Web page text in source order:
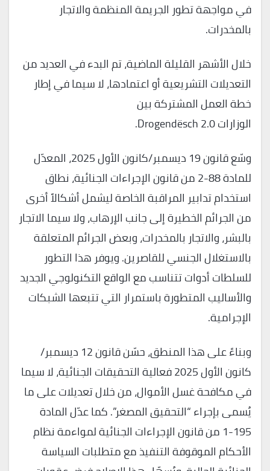
في مواجهة تطور الجريمة المنظمة والاتجار
بالمخدرات.
خلال الأشهر القليلة الماضية، تم البدء في العديد من
التعديلات التشريعية أو اعتمادها، لا سيما في إطار
خطة العمل المشتركة بين
الوزارات Drogendësch 2.0.
وسّع قانون 19 ديسمبر/كانون الأول 2025، المعدّل
للمادة 88-2 من قانون الإجراءات الجنائية، نطاق
استخدام تدابير المراقبة الخاصة ليشمل أشكالاً أخرى
من الجرائم الخطيرة إلى جانب الإرهاب، ولا سيما الاتجار
بالبشر، والاتجار بالمخدرات، وبعض الجرائم المتعلقة
بالاستغلال الجنسي للقاصرين. ويوفر هذا التطور
للسلطات أدوات تتناسب مع الواقع التكنولوجي الجديد
والأساليب المتطورة باستمرار التي تتبعها الشبكات
الإجرامية.
وبناءً على هذا المنطق، حسّن قانون 12 ديسمبر/
كانون الأول 2025 فعالية التحقيقات الجنائية، لا سيما
في مكافحة غسل الأموال، من خلال تعديلات على ما
يُسمى بإجراء “التحقيق المصغر”. كما عدّل المادة
195-1 من قانون الإجراءات الجنائية لمواءمة نظام
الأحكام الموقوفة التنفيذ مع متطلبات السياسة